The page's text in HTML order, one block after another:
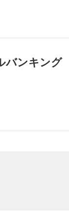
バンキング